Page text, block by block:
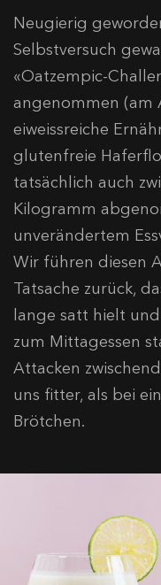
Neugierig
Selbstversuch
«Oatzempic-
angenommen (am
eiweissreiche
glutenfreie
tatsächlich auch
Kilogramm
unverändertem
Wir führen diesen
Tatsache zurück,
lange satt hielt
zum Mittagessen
Attacken
uns fitter, als bei
Brötchen.